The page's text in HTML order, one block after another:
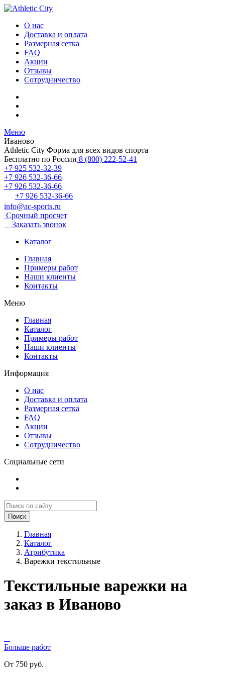
О нас
Доставка и оплата
Размерная сетка
FAQ
Акции
Отзывы
Сотрудничество
Меню
Иваново
Athletic City Форма для всех видов спорта
Бесплатно по России 8 (800) 222-52-41
+7 925 532-32-39
+7 926 532-36-66
+7 926 532-36-66
+7 926 532-36-66
info@ac-sports.ru
Срочный просчет
Заказать звонок
Каталог
Главная
Примеры работ
Наши клиенты
Контакты
Меню
Главная
Каталог
Примеры работ
Наши клиенты
Контакты
Информация
О нас
Доставка и оплата
Размерная сетка
FAQ
Акции
Отзывы
Сотрудничество
Социальные сети
Поиск
Главная
Каталог
Атрибутика
Варежки текстильные
Текстильные варежки на
заказ в Иваново
Больше работ
От 750 руб.